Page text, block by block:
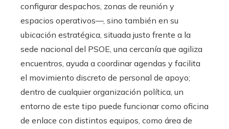
configurar despachos, zonas de reunión y
espacios operativos—, sino también en su
ubicación estratégica, situada justo frente a la
sede nacional del PSOE, una cercanía que agiliza
encuentros, ayuda a coordinar agendas y facilita
el movimiento discreto de personal de apoyo;
dentro de cualquier organización política, un
entorno de este tipo puede funcionar como oficina
de enlace con distintos equipos, como área de